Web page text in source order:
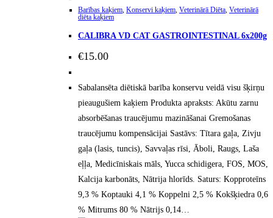
Barības kaķiem, Konservi kaķiem, Veterinārā Diēta, Veterinārā
diēta kaķiem
CALIBRA VD CAT GASTROINTESTINAL 6x200g
€15.00
Sabalansēta diētiskā barība konservu veidā visu šķirņu
pieaugušiem kaķiem Produkta apraksts: Akūtu zarnu
absorbēšanas traucējumu mazināšanai Gremošanas
traucējumu kompensācijai Sastāvs: Tītara gaļa, Zivju
gaļa (lasis, tuncis), Savvaļas rīsi, Āboli, Raugs, Laša
eļļa, Medicīniskais māls, Yucca schidigera, FOS, MOS,
Kalcija karbonāts, Nātrija hlorīds. Saturs: Kopproteīns
9,3 % Koptauki 4,1 % Koppelni 2,5 % Kokšķiedra 0,6
% Mitrums 80 % Nātrijs 0,14…